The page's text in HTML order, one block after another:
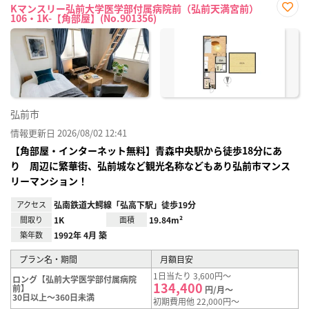
Kマンスリー弘前大学医学部付属病院前（弘前天満宮前）
106・1K-【角部屋】(No.901356)
に入
弘前市
情報更新日 2026/08/02 12:41
【角部屋・インターネット無料】青森中央駅から徒歩18分にあ
り 周辺に繁華街、弘前城など観光名称などもあり弘前市マンス
リーマンション！
アクセス 弘南鉄道大鰐線「弘高下駅」徒歩19分
間取り 1K 面積 19.84m²
築年数 1992年 4月 築
プラン名・期間
月額目安
ロング【弘前大学医学部付属病院
前】
30日以上～360日未満
1日当たり 3,600円～
134,400 円/月～
初期費用他 22,000円～